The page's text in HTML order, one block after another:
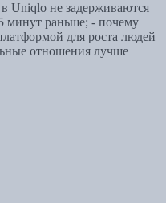
Uniqlo не задерживаются
минут раньше; - почему
для роста людей
отношения лучше